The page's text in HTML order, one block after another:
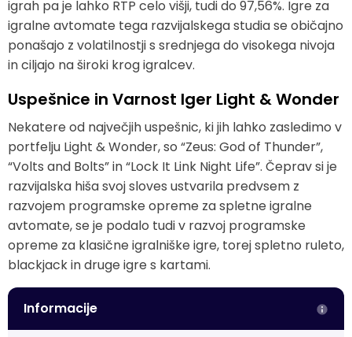
igrah pa je lahko RTP celo višji, tudi do 97,56%. Igre za
igralne avtomate tega razvijalskega studia se običajno
ponašajo z volatilnostji s srednjega do visokega nivoja
in ciljajo na široki krog igralcev.
Uspešnice in Varnost Iger Light & Wonder
Nekatere od največjih uspešnic, ki jih lahko zasledimo v
portfelju Light & Wonder, so “Zeus: God of Thunder”,
“Volts and Bolts” in “Lock It Link Night Life”. Čeprav si je
razvijalska hiša svoj sloves ustvarila predvsem z
razvojem programske opreme za spletne igralne
avtomate, se je podalo tudi v razvoj programske
opreme za klasične igralniške igre, torej spletno ruleto,
blackjack in druge igre s kartami.
Informacije